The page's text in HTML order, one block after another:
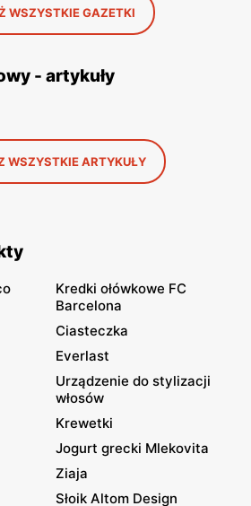
WSZYSTKIE GAZETKI
- artykuły
WSZYSTKIE ARTYKUŁY
Kredki ołówkowe FC
Barcelona
Ciasteczka
Everlast
Urządzenie do stylizacji
włosów
Krewetki
Jogurt grecki Mlekovita
Ziaja
Słoik Altom Design